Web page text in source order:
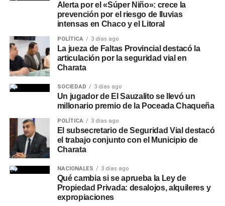
Alerta por el «Súper Niño»: crece la
prevención por el riesgo de lluvias
intensas en Chaco y el Litoral
POLÍTICA 3 días ago
La jueza de Faltas Provincial destacó la
articulación por la seguridad vial en
Charata
SOCIEDAD 3 días ago
Un jugador de El Sauzalito se llevó un
millonario premio de la Poceada Chaqueña
POLÍTICA 3 días ago
El subsecretario de Seguridad Vial destacó
el trabajo conjunto con el Municipio de
Charata
NACIONALES 3 días ago
Qué cambia si se aprueba la Ley de
Propiedad Privada: desalojos, alquileres y
expropiaciones